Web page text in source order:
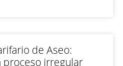
de Aseo:
irregular